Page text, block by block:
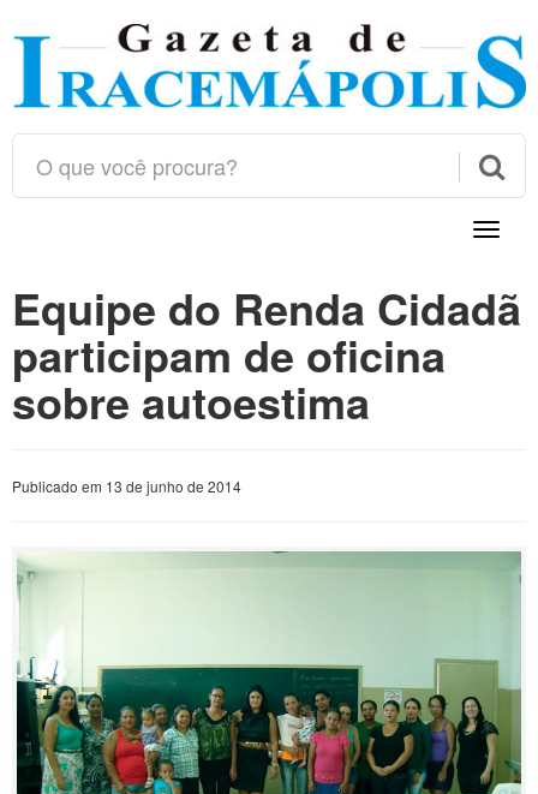

Toggle
Equipe do Renda Cidadã
participam de oficina
sobre autoestima
Publicado em 13 de junho de 2014